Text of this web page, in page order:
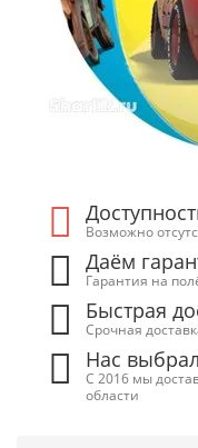
Возможно
Даём
Гарантия на
Быстрая
Срочная
Нас
С 2016 мы
области